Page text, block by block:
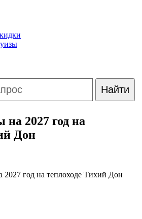
2027 год на
Дон
2027 год на теплоходе Тихий Дон